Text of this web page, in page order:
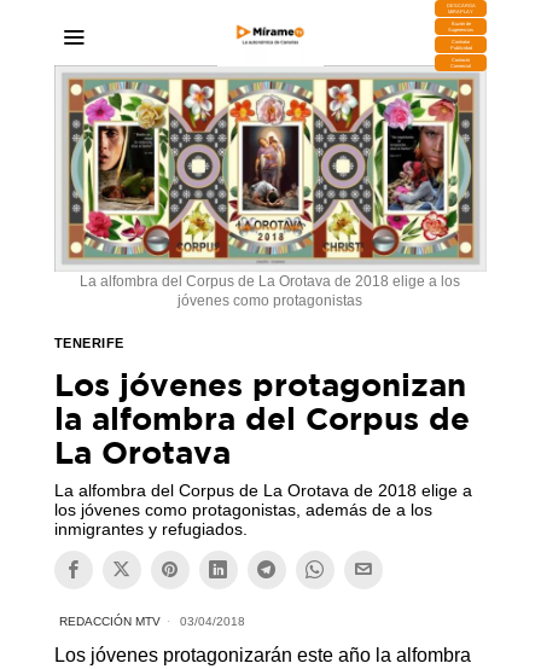
DESCARGA
MIRAPLAY
Buzón de
Sugerencias
Contratar
Publicidad
Contacto
Comercial
La alfombra del Corpus de La Orotava de 2018 elige a los
jóvenes como protagonistas
TENERIFE
Los jóvenes protagonizan
la alfombra del Corpus de
La Orotava
La alfombra del Corpus de La Orotava de 2018 elige a
los jóvenes como protagonistas, además de a los
inmigrantes y refugiados.
REDACCIÓN MTV 03/04/2018
Los jóvenes protagonizarán este año la alfombra